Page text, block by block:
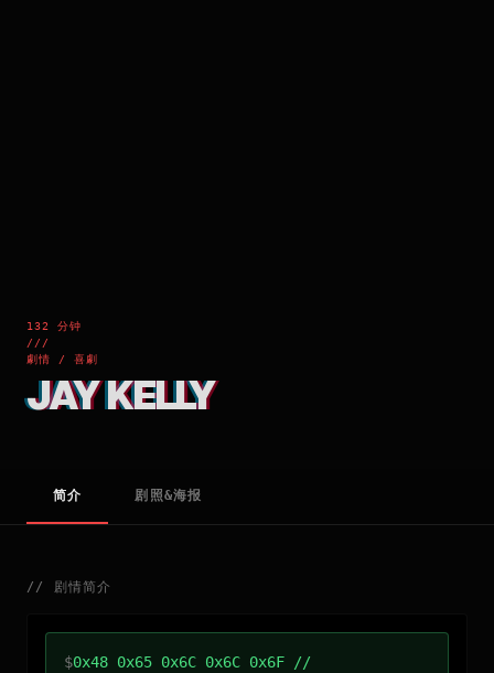
132 分钟
///
劇情 / 喜劇
JAY KELLY
简介 剧照&海报
// 剧情简介
$0x48 0x65 0x6C 0x6C 0x6F //